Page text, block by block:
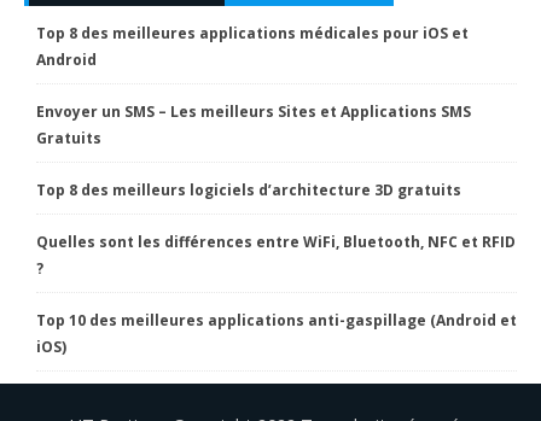
Top 8 des meilleures applications médicales pour iOS et
Android
Envoyer un SMS – Les meilleurs Sites et Applications SMS
Gratuits
Top 8 des meilleurs logiciels d’architecture 3D gratuits
Quelles sont les différences entre WiFi, Bluetooth, NFC et RFID
?
Top 10 des meilleures applications anti-gaspillage (Android et
iOS)